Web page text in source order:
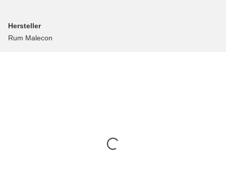
Hersteller
Rum Malecon